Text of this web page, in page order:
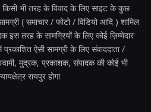
भी तरह के विवाद के लिए साइट के कुछ
( समाचार / फोटो / विडियो आदि ) शामिल
इस तरह के सामग्रियों के लिए कोई ज़िम्मेदार
ऐसी सामग्री के लिए संवाददाता /
मुद्रक, प्रकाशक, संपादक की कोई भी
रायपुर होगा